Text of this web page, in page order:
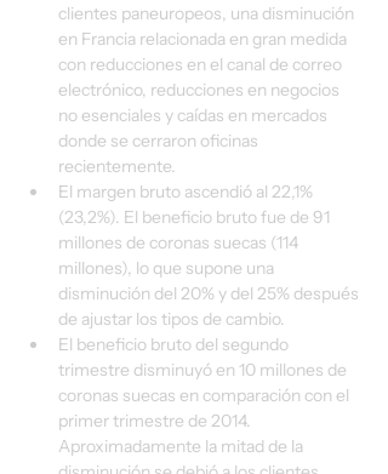
clientes paneuropeos, una disminución
en Francia relacionada en gran medida
con reducciones en el canal de correo
electrónico, reducciones en negocios
no esenciales y caídas en mercados
donde se cerraron oficinas
recientemente.
El margen bruto ascendió al 22,1%
(23,2%). El beneficio bruto fue de 91
millones de coronas suecas (114
millones), lo que supone una
disminución del 20% y del 25% después
de ajustar los tipos de cambio.
El beneficio bruto del segundo
trimestre disminuyó en 10 millones de
coronas suecas en comparación con el
primer trimestre de 2014.
Aproximadamente la mitad de la